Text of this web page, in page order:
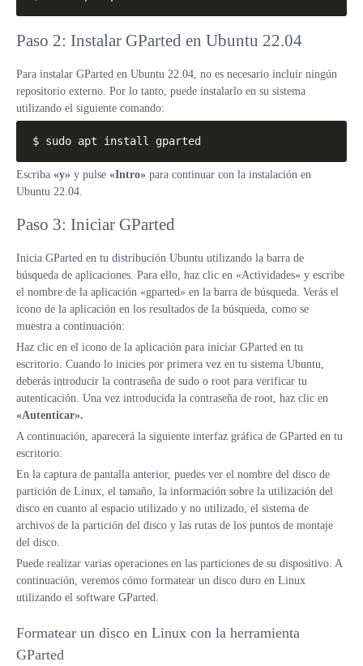
Paso 2: Instalar GParted en Ubuntu 22.04
Para instalar GParted en Ubuntu 22.04, no es necesario incluir ningún
repositorio externo. Por lo tanto, puede instalarlo en su sistema
utilizando el siguiente comando:
$ sudo apt install gparted
Escriba «y» y pulse «Intro» para continuar con la instalación en
Ubuntu 22.04.
Paso 3: Iniciar GParted
Inicia GParted en tu distribución Ubuntu utilizando la barra de
búsqueda de aplicaciones. Para ello, haz clic en «Actividades» y escribe
el nombre de la aplicación «gparted» en la barra de búsqueda. Verás el
icono de la aplicación en los resultados de la búsqueda, como se
muestra a continuación:
Haz clic en el icono de la aplicación para iniciar GParted en tu
escritorio. Cuando lo inicies por primera vez en tu sistema Ubuntu,
deberás introducir la contraseña de sudo o root para verificar tu
autenticación. Una vez introducida la contraseña de root, haz clic en
«Autenticar».
A continuación, aparecerá la siguiente interfaz gráfica de GParted en tu
escritorio:
En la captura de pantalla anterior, puedes ver el nombre del disco de
partición de Linux, el tamaño, la información sobre la utilización del
disco en cuanto al espacio utilizado y no utilizado, el sistema de
archivos de la partición del disco y las rutas de los puntos de montaje
del disco.
Puede realizar varias operaciones en las particiones de su dispositivo. A
continuación, veremos cómo formatear un disco duro en Linux
utilizando el software GParted.
Formatear un disco en Linux con la herramienta
GParted